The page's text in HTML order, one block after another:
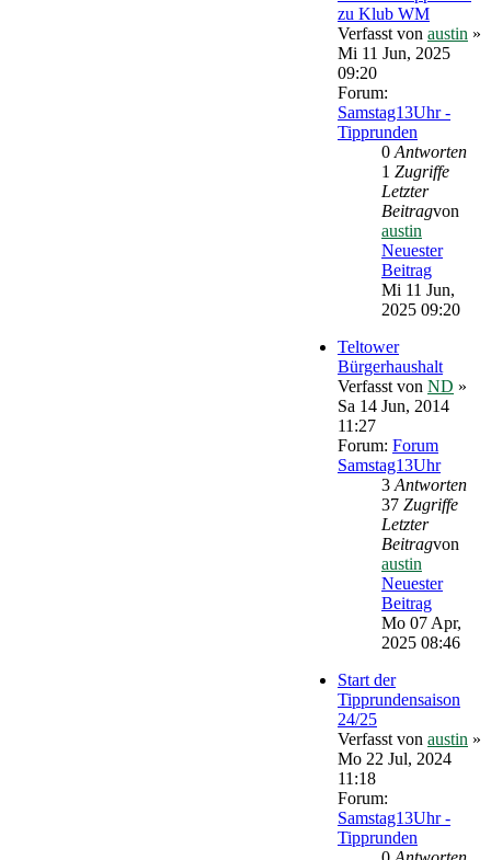
zu Klub WM
Verfasst von austin »
Mi 11 Jun, 2025
09:20
Forum:
Samstag13Uhr -
Tipprunden
0 Antworten
1 Zugriffe
Letzter
Beitragvon
austin
Neuester
Beitrag
Mi 11 Jun,
2025 09:20
Teltower
Bürgerhaushalt
Verfasst von ND »
Sa 14 Jun, 2014
11:27
Forum: Forum
Samstag13Uhr
3 Antworten
37 Zugriffe
Letzter
Beitragvon
austin
Neuester
Beitrag
Mo 07 Apr,
2025 08:46
Start der
Tipprundensaison
24/25
Verfasst von austin »
Mo 22 Jul, 2024
11:18
Forum:
Samstag13Uhr -
Tipprunden